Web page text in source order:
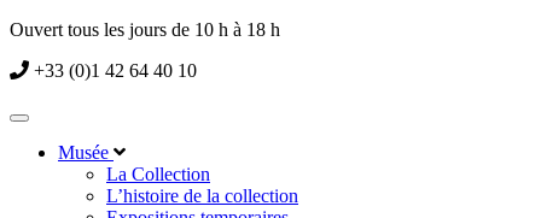
Ouvert tous les jours de 10 h à 18 h
+33 (0)1 42 64 40 10
Musée
La Collection
L’histoire de la collection